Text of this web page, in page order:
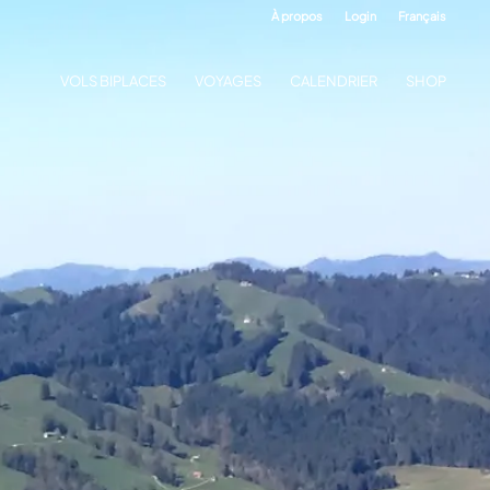
À propos Login Français
VOLS BIPLACES VOYAGES CALENDRIER SHOP